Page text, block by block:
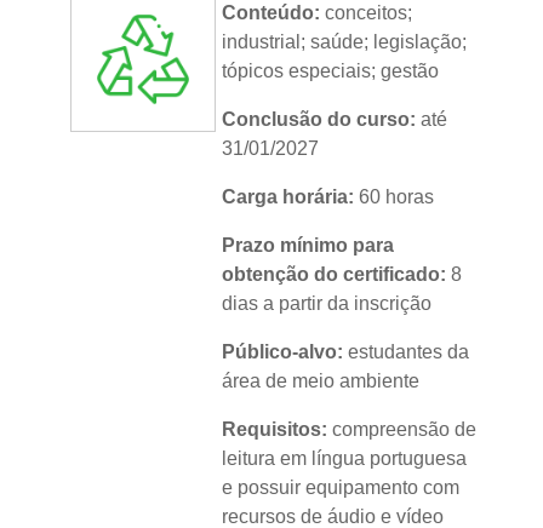
Idioma:português
Conteúdo:conceitos;
industrial; saúde; legislação;
tópicos especiais; gestão
Conclusão do curso: até
31/01/2027
Carga horária: 60 horas
Prazo mínimo para
obtenção do certificado: 8
dias a partir da inscrição
Público-alvo: estudantes da
área de meio ambiente
Requisitos: compreensão de
leitura em língua portuguesa
e possuir equipamento com
recursos de áudio e vídeo